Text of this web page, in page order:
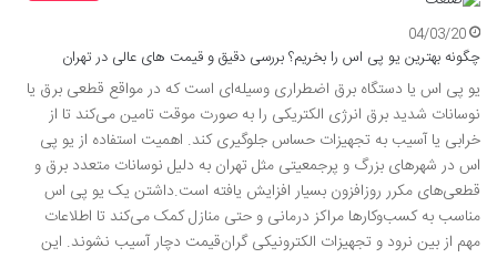
04/03/20
چگونه بهترین یو پی اس را بخریم؟ بررسی دقیق و قیمت های عالی در تهران
یو پی اس یا دستگاه برق اضطراری وسیله‌ای است که در مواقع قطعی برق یا
نوسانات شدید برق انرژی الکتریکی را به صورت موقت تامین می‌کند تا از
خرابی یا آسیب به تجهیزات حساس جلوگیری کند. اهمیت استفاده از یو پی
اس در شهرهای بزرگ و پرجمعیتی مثل تهران به دلیل نوسانات متعدد برق و
قطعی‌های مکرر روزافزون بسیار افزایش یافته است.داشتن یک یو پی اس
مناسب به کسب‌وکارها مراکز درمانی و حتی منازل کمک می‌کند تا اطلاعات
مهم از بین نرود و تجهیزات الکترونیکی گران‌قیمت دچار آسیب نشوند. این